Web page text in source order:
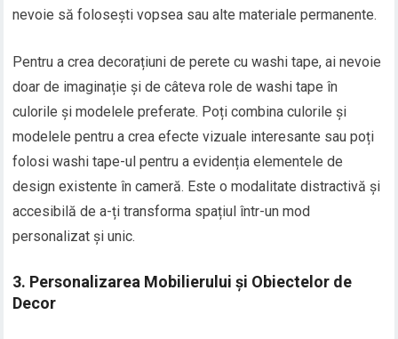
nevoie să folosești vopsea sau alte materiale permanente.
Pentru a crea decorațiuni de perete cu washi tape, ai nevoie
doar de imaginație și de câteva role de washi tape în
culorile și modelele preferate. Poți combina culorile și
modelele pentru a crea efecte vizuale interesante sau poți
folosi washi tape-ul pentru a evidenția elementele de
design existente în cameră. Este o modalitate distractivă și
accesibilă de a-ți transforma spațiul într-un mod
personalizat și unic.
3. Personalizarea Mobilierului și Obiectelor de
Decor